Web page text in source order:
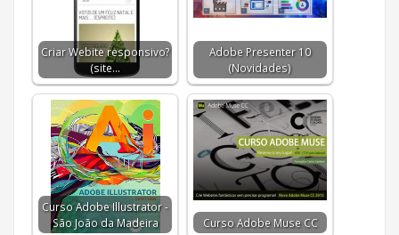
Criar Webite responsivo?
(site…
Adobe Presenter 10
(Novidades)
Curso Adobe Illustrator -
São João da Madeira
Curso Adobe Muse CC